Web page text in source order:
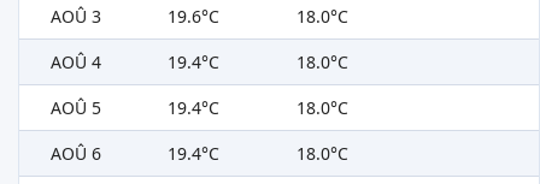
AOÛ 3
19.6°C
18.0°C
AOÛ 4
19.4°C
18.0°C
AOÛ 5
19.4°C
18.0°C
AOÛ 6
19.4°C 18.0°C